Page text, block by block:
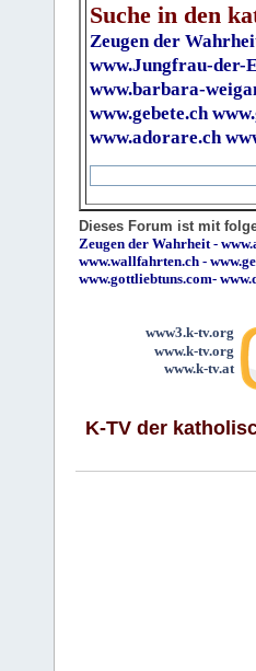
Suche in den
Zeugen der
www.Jungfrau-der-
www.barbara-
www.gebete.ch
www.adorare.ch
Dieses Forum ist mit
Zeugen der Wahrheit -
www.wallfahrten.ch -
www.gottliebtuns.com-
www3.k-tv.org
www.k-tv.org
www.k-tv.at
K-TV der